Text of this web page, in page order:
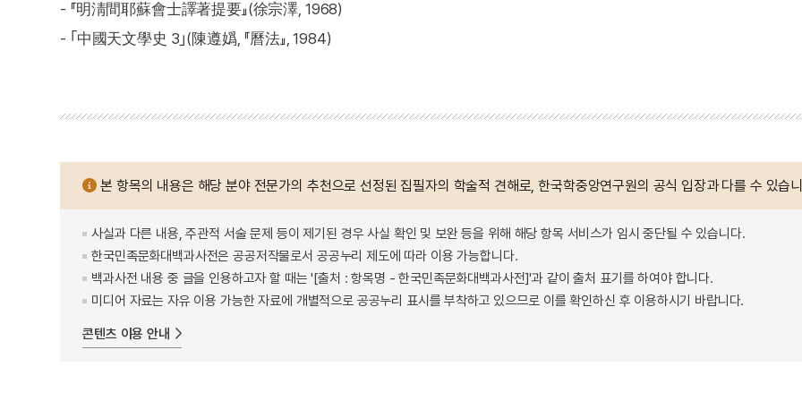
- 『明淸間耶蘇會士譯著提要』(徐宗澤, 1968)
- ｢中國天文學史 3｣(陳遵嬀, 『曆法』, 1984)
본 항목의 내용은 해당 분야 전문가의 추천으로 선정된 집필자의 학술적 견해로, 한국학중앙연구원의 공식 입장과 다를 수 있습
사실과 다른 내용, 주관적 서술 문제 등이 제기된 경우 사실 확인 및 보완 등을 위해 해당 항목 서비스가 임시 중단될 수 있습니다.
한국민족문화대백과사전은 공공저작물로서 공공누리 제도에 따라 이용 가능합니다.
백과사전 내용 중 글을 인용하고자 할 때는 '[출처 : 항목명 - 한국민족문화대백과사전]'과 같이 출처 표기를 하여야 합니다.
미디어 자료는 자유 이용 가능한 자료에 개별적으로 공공누리 표시를 부착하고 있으므로 이를 확인하신 후 이용하시기 바랍니다.
콘텐츠 이용 안내